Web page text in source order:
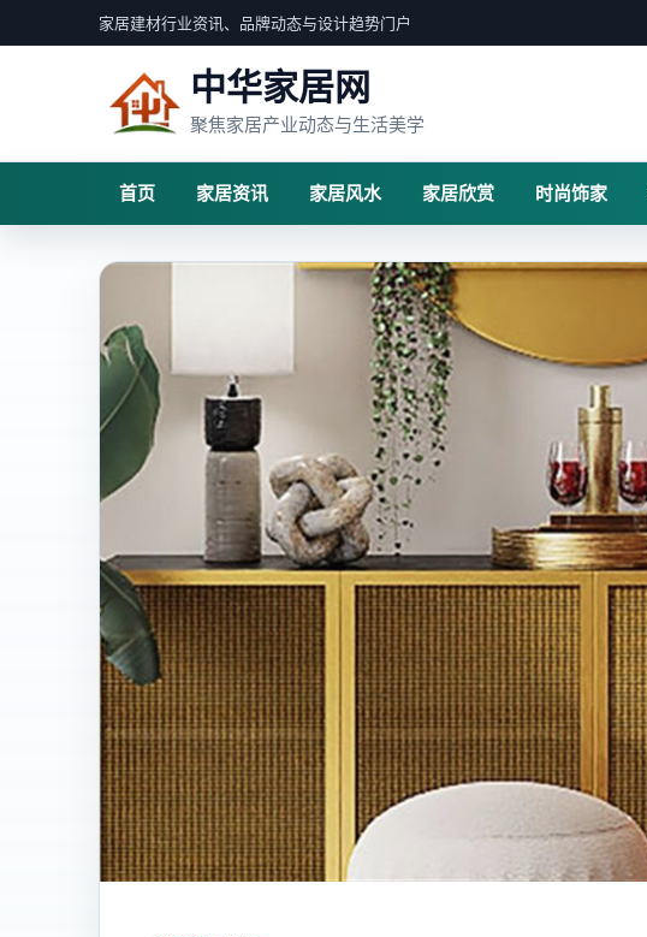
家居建材行业资讯、品牌动态与设计趋势门户
中华家居网
聚焦家居产业动态与生活美学
首页 家居资讯 家居风水 家居欣赏 时尚饰家